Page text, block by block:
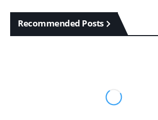
Recommended Posts